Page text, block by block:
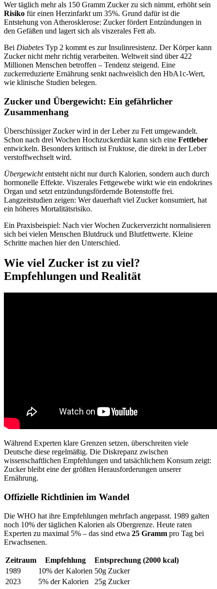
Wer täglich mehr als 150 Gramm Zucker zu sich nimmt, erhöht sein
Risiko für einen Herzinfarkt um 35%. Grund dafür ist die
Entstehung von Atherosklerose: Zucker fördert Entzündungen in
den Gefäßen und lagert sich als viszerales Fett ab.
Bei Diabetes Typ 2 kommt es zur Insulinresistenz. Der Körper kann
Zucker nicht mehr richtig verarbeiten. Weltweit sind über 422
Millionen Menschen betroffen – Tendenz steigend. Eine
zuckerreduzierte Ernährung senkt nachweislich den HbA1c-Wert,
wie klinische Studien belegen.
Zucker und Übergewicht: Ein gefährlicher
Zusammenhang
Überschüssiger Zucker wird in der Leber zu Fett umgewandelt.
Schon nach drei Wochen Hochzuckerdiät kann sich eine Fettleber
entwickeln. Besonders kritisch ist Fruktose, die direkt in der Leber
verstoffwechselt wird.
Übergewichtentsteht nicht nur durch Kalorien, sondern auch durch
hormonelle Effekte. Viszerales Fettgewebe wirkt wie ein endokrines
Organ und setzt entzündungsfördernde Botenstoffe frei.
Langzeitstudien zeigen: Wer dauerhaft viel Zucker konsumiert, hat
ein höheres Mortalitätsrisiko.
Ein Praxisbeispiel: Nach vier Wochen Zuckerverzicht normalisieren
sich bei vielen Menschen Blutdruck und Blutfettwerte. Kleine
Schritte machen hier den Unterschied.
Wie viel Zucker ist zu viel?
Empfehlungen und Realität
Während Experten klare Grenzen setzen, überschreiten viele
Deutsche diese regelmäßig. Die Diskrepanz zwischen
wissenschaftlichen Empfehlungen und tatsächlichem Konsum zeigt:
Zucker bleibt eine der größten Herausforderungen unserer
Ernährung.
Offizielle Richtlinien im Wandel
Die WHO hat ihre Empfehlungen mehrfach angepasst. 1989 galten
noch 10% der täglichen Kalorien als Obergrenze. Heute raten
Experten zu maximal 5% – das sind etwa 25 Gramm pro Tag bei
Erwachsenen.
Zeitraum Empfehlung
Entsprechung (2000 kcal)
1989
10% der Kalorien 50g Zucker
2023
5% der Kalorien 25g Zucker